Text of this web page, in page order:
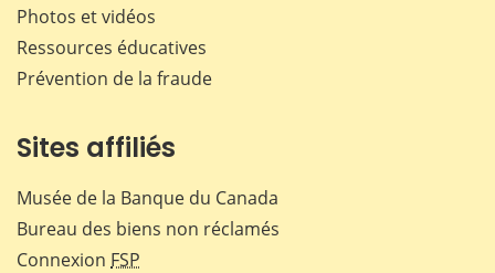
Photos et vidéos
Ressources éducatives
Prévention de la fraude
Sites affiliés
Musée de la Banque du Canada
Bureau des biens non réclamés
Connexion FSP